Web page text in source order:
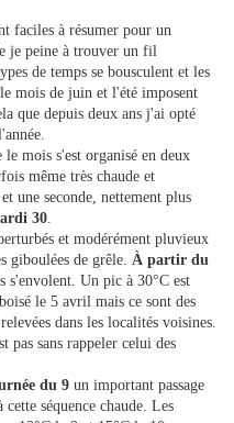
faciles à résumer pour un
je peine à trouver un fil
de temps se bousculent et les
mois de juin et l'été imposent
que depuis deux ans j'ai opté
mois s'est organisé en deux
même très chaude et
une seconde, nettement plus
30.
et modérément pluvieux
giboulées de grêle. À partir du
s'envolent. Un pic à 30°C est
le 5 avril mais ce sont des
dans les localités voisines.
pas sans rappeler celui des
du 9 un important passage
séquence chaude. Les